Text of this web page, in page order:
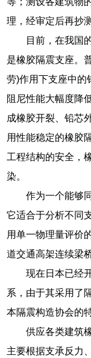
理，经审定后再抄
目前，在我国
是橡胶隔震支座。
劳)作用下支座中的
阻尼性能大幅度降
成橡胶开裂、铅芯
用性能稳定的橡胶
工程结构的安全，
染。
作为一个能够
它适合于分析不同
用单一物理量评价
道交通高架连续梁
现在日本已经
系，由于其采用了
本隔震构造协会的
供应各类建筑
主要根据支承反力